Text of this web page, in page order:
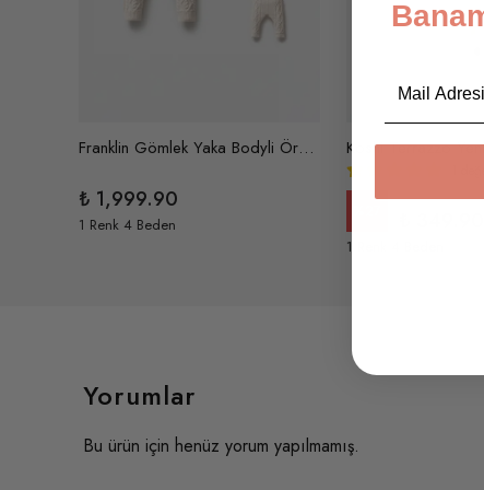
Franklin Gömlek Yaka Bodyli Örme Pamuklu Üçlü Triko Takım
₺ 1,999.90
1 Renk 4 Beden
1
₺ 479.90
1 Renk 4 Beden
Yorumlar
Bu ürün için henüz yorum yapılmamış.